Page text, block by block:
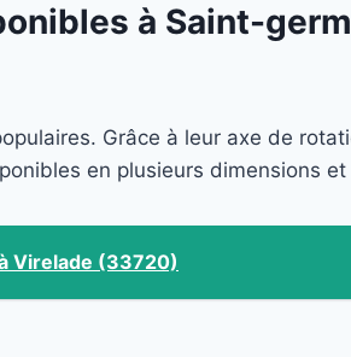
à Saint-
Grâce à leur axe de
en plusieurs dimensions
Virelade (33720)